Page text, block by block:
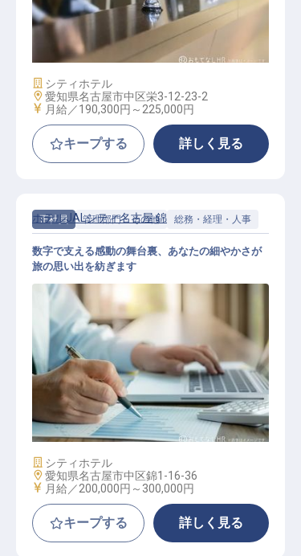
ホテルフロントスタッフ
施設業態
シティホテル
勤務地
愛知県名古屋市中区栄3-12-23-2
給与
月給／190,300円～ 225,000円
キープする 詳しく見る
正社員 管理部門・その他 総務・経理・人事
経理・総務アシスタント
ホテルJALシティ名古屋 錦
数字で支える感動の舞台裏、あなたの細やかさが
旅の思い出を紡ぎます
施設業態
シティホテル
勤務地
愛知県名古屋市中区錦1-16-36
給与
月給／200,000円～ 300,000円
キープする 詳しく見る